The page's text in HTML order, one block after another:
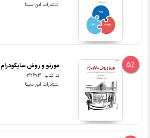
انتشارات ابن سینا
5% مورنو و روش سایکودرام
کد کتاب : 192673
انتشارات ابن سینا